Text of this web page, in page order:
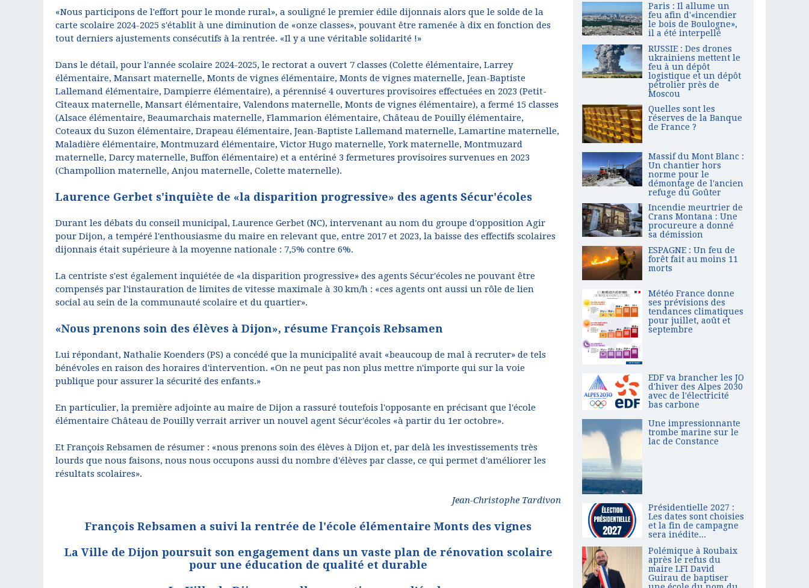
«Nous participons de l'effort pour le monde rural», a souligné le premier édile dijonnais alors que le solde de la
carte scolaire 2024-2025 s'établit à une diminution de «onze classes», pouvant être ramenée à dix en fonction des
tout derniers ajustements consécutifs à la rentrée. «Il y a une véritable solidarité !»
Dans le détail, pour l'année scolaire 2024-2025, le rectorat a ouvert 7 classes (Colette élémentaire, Larrey
élémentaire, Mansart maternelle, Monts de vignes élémentaire, Monts de vignes maternelle, Jean-Baptiste
Lallemand élémentaire, Dampierre élémentaire), a pérennisé 4 ouvertures provisoires effectuées en 2023 (Petit-
Cîteaux maternelle, Mansart élémentaire, Valendons maternelle, Monts de vignes élémentaire), a fermé 15 classes
(Alsace élémentaire, Beaumarchais maternelle, Flammarion élémentaire, Château de Pouilly élémentaire,
Coteaux du Suzon élémentaire, Drapeau élémentaire, Jean-Baptiste Lallemand maternelle, Lamartine maternelle,
Maladière élémentaire, Montmuzard élémentaire, Victor Hugo maternelle, York maternelle, Montmuzard
maternelle, Darcy maternelle, Buffon élémentaire) et a entériné 3 fermetures provisoires survenues en 2023
(Champollion maternelle, Anjou maternelle, Colette maternelle).
Laurence Gerbet s'inquiète de «la disparition progressive» des agents Sécur'écoles
Durant les débats du conseil municipal, Laurence Gerbet (NC), intervenant au nom du groupe d'opposition Agir
pour Dijon, a tempéré l'enthousiasme du maire en relevant que, entre 2017 et 2023, la baisse des effectifs scolaires
dijonnais était supérieure à la moyenne nationale : 7,5% contre 6%.
La centriste s'est également inquiétée de «la disparition progressive» des agents Sécur'écoles ne pouvant être
compensés par l'instauration de limites de vitesse maximale à 30 km/h : «ces agents ont aussi un rôle de lien
social au sein de la communauté scolaire et du quartier».
«Nous prenons soin des élèves à Dijon», résume François Rebsamen
Lui répondant, Nathalie Koenders (PS) a concédé que la municipalité avait «beaucoup de mal à recruter» de tels
bénévoles en raison des horaires d'intervention. «On ne peut pas non plus mettre n'importe qui sur la voie
publique pour assurer la sécurité des enfants.»
En particulier, la première adjointe au maire de Dijon a rassuré toutefois l'opposante en précisant que l'école
élémentaire Château de Pouilly verrait arriver un nouvel agent Sécur'écoles «à partir du 1er octobre».
Et François Rebsamen de résumer : «nous prenons soin des élèves à Dijon et, par delà les investissements très
lourds que nous faisons, nous nous occupons aussi du nombre d'élèves par classe, ce qui permet d'améliorer les
résultats scolaires».
Jean-Christophe Tardivon
François Rebsamen a suivi la rentrée de l'école élémentaire Monts des vignes
La Ville de Dijon poursuit son engagement dans un vaste plan de rénovation scolaire
pour une éducation de qualité et durable
Paris : Il allume un
feu afin d'«incendier
le bois de Boulogne»,
il a été interpellé
RUSSIE : Des drones
ukrainiens mettent le
feu à un dépôt
logistique et un dépôt
pétrolier près de
Moscou
Quelles sont les
réserves de la Banque
de France ?
Massif du Mont Blanc :
Un chantier hors
norme pour le
démontage de l'ancien
refuge du Goûter
Incendie meurtrier de
Crans Montana : Une
procureure a donné
sa démission
ESPAGNE : Un feu de
forêt fait au moins 11
morts
Météo France donne
ses prévisions des
tendances climatiques
pour juillet, août et
septembre
EDF va brancher les JO
d'hiver des Alpes 2030
avec de l'électricité
bas carbone
Une impressionnante
trombe marine sur le
lac de Constance
Présidentielle 2027 :
Les dates sont choisies
et la fin de campagne
sera inédite...
Polémique à Roubaix
après le refus du
maire LFI David
Guirau de baptiser